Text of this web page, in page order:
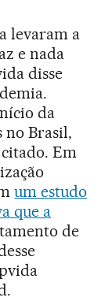
levaram a
e nada
disse
da
no Brasil,
Em
um estudo
que a
de